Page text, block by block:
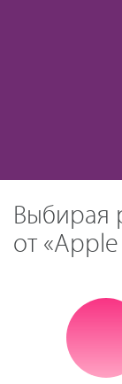
Выбирая
от